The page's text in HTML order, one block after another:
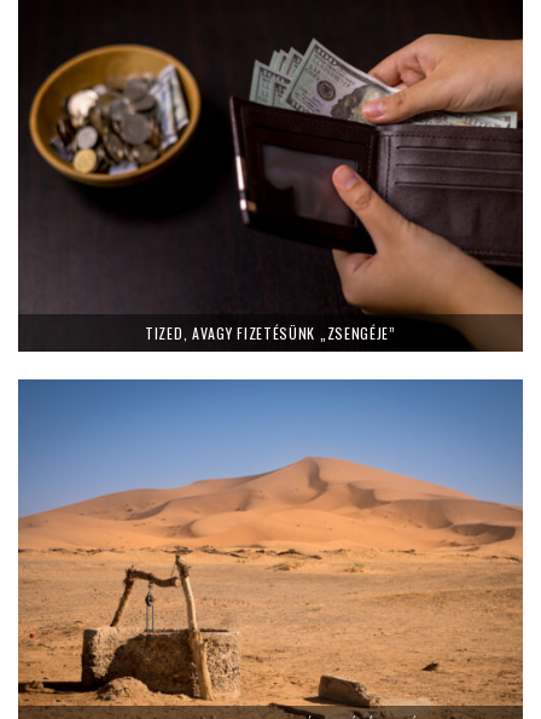
TIZED, AVAGY FIZETÉSÜNK „ZSENGÉJE”